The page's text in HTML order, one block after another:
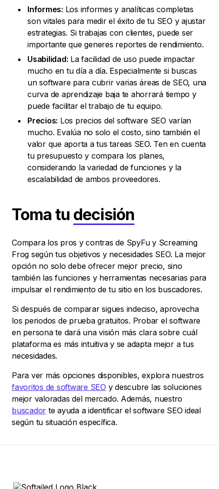
Informes: Los informes y analíticas completas
son vitales para medir el éxito de tu SEO y ajustar
estrategias. Si trabajas con clientes, puede ser
importante que generes reportes de rendimiento.
Usabilidad: La facilidad de uso puede impactar
mucho en tu día a día. Especialmente si buscas
un software para cubrir varias áreas de SEO, una
curva de aprendizaje baja te ahorrará tiempo y
puede facilitar el trabajo de tu equipo.
Precios: Los precios del software SEO varían
mucho. Evalúa no solo el costo, sino también el
valor que aporta a tus tareas SEO. Ten en cuenta
tu presupuesto y compara los planes,
considerando la variedad de funciones y la
escalabilidad de ambos proveedores.
Toma tu decisión
Compara los pros y contras de SpyFu y Screaming
Frog según tus objetivos y necesidades SEO. La mejor
opción no solo debe ofrecer mejor precio, sino
también las funciones y herramientas necesarias para
impulsar el rendimiento de tu sitio en los buscadores.
Si después de comparar sigues indeciso, aprovecha
los periodos de prueba gratuitos. Probar el software
en persona te dará una visión más clara sobre cuál
plataforma es más intuitiva y se adapta mejor a tus
necesidades.
Para ver más opciones disponibles, explora nuestros
favoritos de software SEO y descubre las soluciones
mejor valoradas del mercado. Además, nuestro
buscador te ayuda a identificar el software SEO ideal
según tu situación específica.